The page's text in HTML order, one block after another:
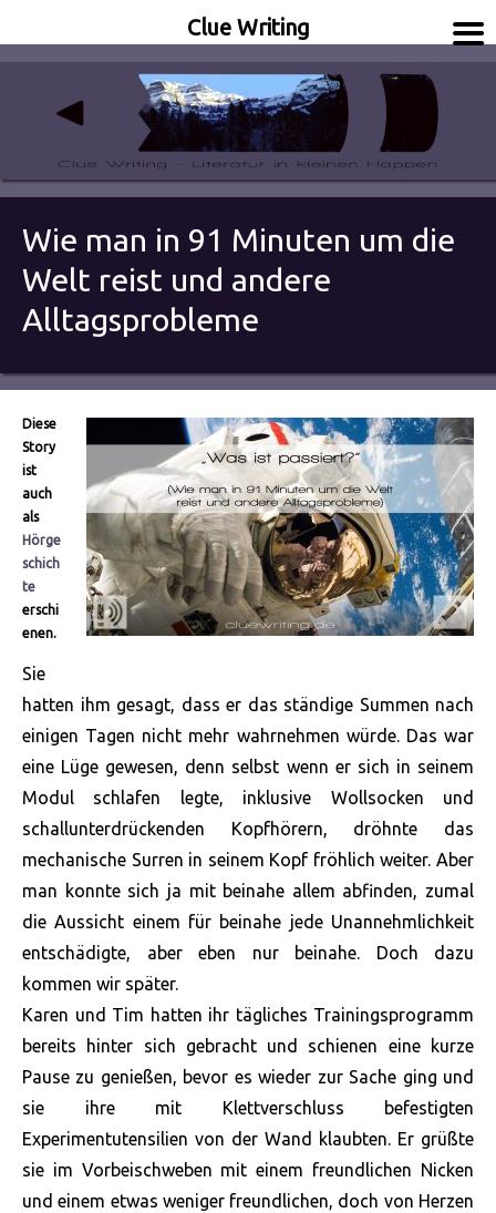
Clue Writing
Wie man in 91 Minuten um die
Welt reist und andere
Alltagsprobleme
Diese
Story
ist
auch
als
Hörge
schich
te
erschi
enen.
Sie
hatten ihm gesagt, dass er das ständige Summen nach
einigen Tagen nicht mehr wahrnehmen würde. Das war
eine Lüge gewesen, denn selbst wenn er sich in seinem
Modul schlafen legte, inklusive Wollsocken und
schallunterdrückenden Kopfhörern, dröhnte das
mechanische Surren in seinem Kopf fröhlich weiter. Aber
man konnte sich ja mit beinahe allem abfinden, zumal
die Aussicht einem für beinahe jede Unannehmlichkeit
entschädigte, aber eben nur beinahe. Doch dazu
kommen wir später.
Karen und Tim hatten ihr tägliches Trainingsprogramm
bereits hinter sich gebracht und schienen eine kurze
Pause zu genießen, bevor es wieder zur Sache ging und
sie ihre mit Klettverschluss befestigten
Experimentutensilien von der Wand klaubten. Er grüßte
sie im Vorbeischweben mit einem freundlichen Nicken
und einem etwas weniger freundlichen, doch von Herzen
Clue Writing